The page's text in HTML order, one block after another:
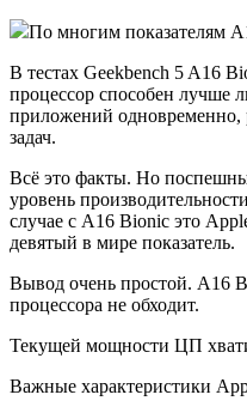
По многим показателям
В тестах Geekbench 5 A16
процессор способен лучше
приложений одновременно,
задач.
Всё это факты. Но
уровень
случае с A16 Bionic это
девятый в мире показатель.
Вывод очень простой. A16
процессора не обходит.
Текущей мощности ЦП
Важные характеристики